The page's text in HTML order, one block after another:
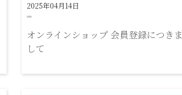
2025年04月14日
オンラインショップ 会員登録につきま
して